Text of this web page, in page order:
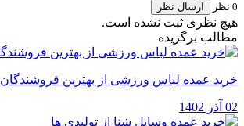
0 نظر ارسال نظر
هیچ نظری ثبت نشده است.
مطالب برگزیده
خرید عمده لباس ورزشی از بهترین فروشندگان
02 آذر 1402